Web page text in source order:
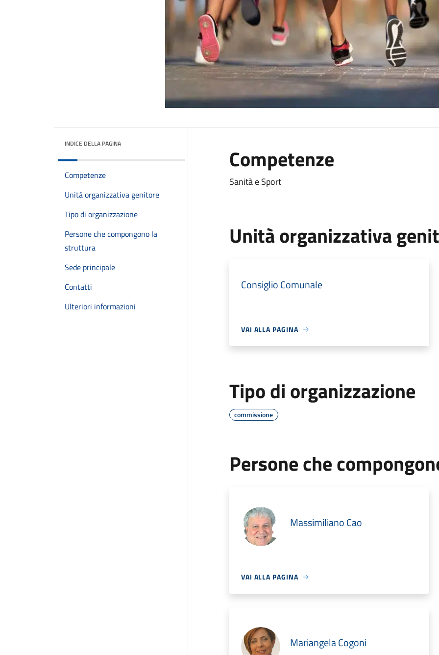
INDICE DELLA PAGINA
Competenze
Unità organizzativa genitore
Tipo di organizzazione
Persone che compongono la
struttura
Sede principale
Contatti
Ulteriori informazioni
Competenze
Sanità e Sport
Unità organizzativa
Consiglio Comunale
VAI ALLA PAGINA
Tipo di organizzazione
commissione
Persone che
Massimiliano Cao
VAI ALLA PAGINA
Mariangela Cogoni